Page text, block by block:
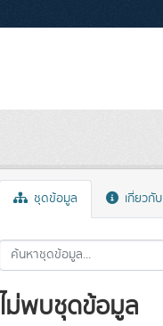
ชุดข้อมูล เกี่ยวกับ
ไม่พบชุดข้อมูล